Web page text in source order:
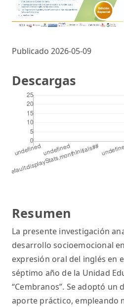
Publicado 2026-05-09
Resumen
La presente investigación
desarrollo socioemocional
expresión oral del inglés en
séptimo año de la Unidad
“Cembranos”. Se adoptó un
aporte práctico, empleando
Descargas